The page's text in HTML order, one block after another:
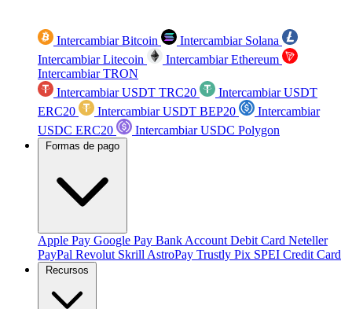
Intercambiar Bitcoin
Intercambiar Solana
Intercambiar Litecoin
Intercambiar Ethereum
Intercambiar TRON
Intercambiar USDT TRC20
Intercambiar USDT
ERC20
Intercambiar USDT BEP20
Intercambiar
USDC ERC20
Intercambiar USDC Polygon
Formas de pago
Apple Pay Google Pay Bank Account Debit Card Neteller
PayPal Revolut Skrill AstroPay Trustly Pix SPEI Credit Card
Recursos